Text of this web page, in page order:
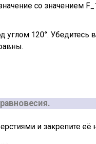
со значением
углом 120°. Убедитесь
и закрепите её